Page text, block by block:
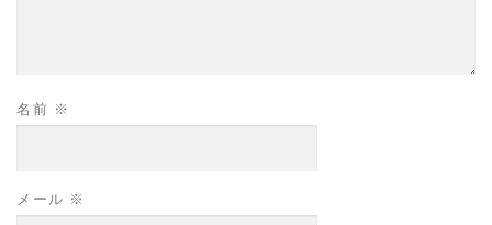
名前 ※
メール ※